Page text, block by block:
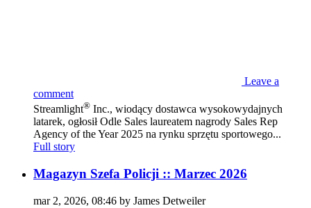
Leave a
comment
Streamlight® Inc., wiodący dostawca wysokowydajnych
latarek, ogłosił Odle Sales laureatem nagrody Sales Rep
Agency of the Year 2025 na rynku sprzętu sportowego...
Full story
Magazyn Szefa Policji :: Marzec 2026
mar 2, 2026, 08:46 by James Detweiler